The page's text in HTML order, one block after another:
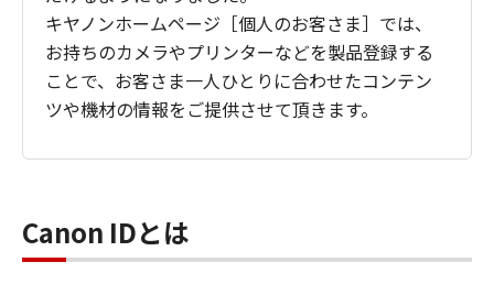
キヤノンホームページ［個人のお客さま］では、
お持ちのカメラやプリンターなどを製品登録する
ことで、お客さま一人ひとりに合わせたコンテン
ツや機材の情報をご提供させて頂きます。
Canon IDとは